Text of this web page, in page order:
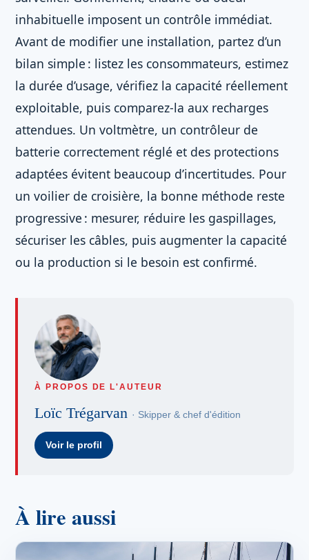
inhabituelle imposent un contrôle immédiat.
Avant de modifier une installation, partez d’un
bilan simple : listez les consommateurs, estimez
la durée d’usage, vérifiez la capacité réellement
exploitable, puis comparez-la aux recharges
attendues. Un voltmètre, un contrôleur de
batterie correctement réglé et des protections
adaptées évitent beaucoup d’incertitudes. Pour
un voilier de croisière, la bonne méthode reste
progressive : mesurer, réduire les gaspillages,
sécuriser les câbles, puis augmenter la capacité
ou la production si le besoin est confirmé.
À PROPOS DE L'AUTEUR
Loïc Trégarvan · Skipper & chef d'édition
Voir le profil
À lire aussi